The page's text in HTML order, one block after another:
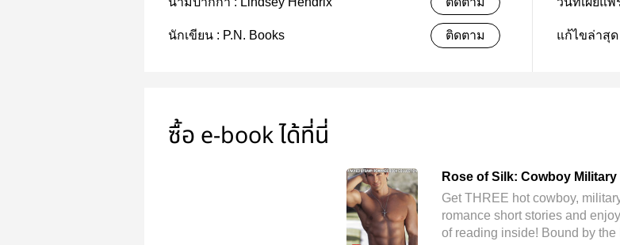
นักเขียน : P.N. Books ติดตาม แก้ไขล่าสุด
ซื้อ e-book ได้ที่นี่
Rose of Silk: Cowboy
Romance (A Mixed Steamy
Collection)
Get THREE hot cowboy,
romance short stories and
of reading inside! Bound by